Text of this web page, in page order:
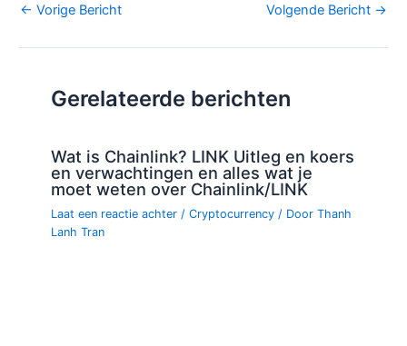
Bericht
← Vorige Bericht Volgende Bericht →
Gerelateerde berichten
Wat is Chainlink? LINK Uitleg en koers
en verwachtingen en alles wat je
moet weten over Chainlink/LINK
Laat een reactie achter /Cryptocurrency / DoorThanh
Lanh Tran